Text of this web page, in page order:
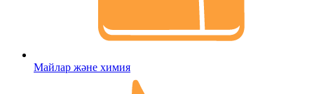
Майлар және химия